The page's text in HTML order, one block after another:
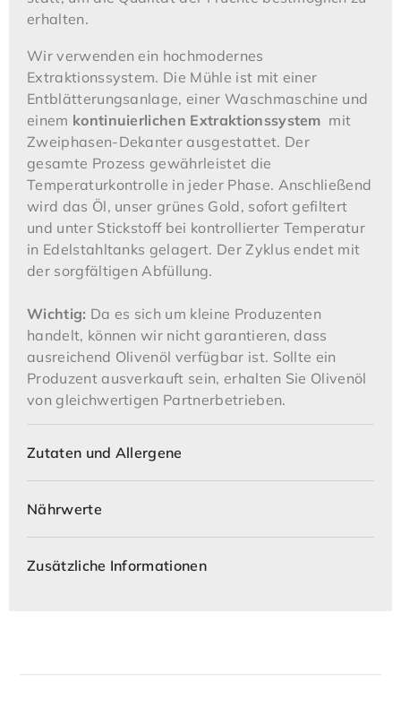
erhalten.
Wir verwenden ein hochmodernes
Extraktionssystem. Die Mühle ist mit einer
Entblätterungsanlage, einer Waschmaschine und
einem kontinuierlichen Extraktionssystem mit
Zweiphasen-Dekanter ausgestattet. Der
gesamte Prozess gewährleistet die
Temperaturkontrolle in jeder Phase. Anschließend
wird das Öl, unser grünes Gold, sofort gefiltert
und unter Stickstoff bei kontrollierter Temperatur
in Edelstahltanks gelagert. Der Zyklus endet mit
der sorgfältigen Abfüllung.
Wichtig: Da es sich um kleine Produzenten
handelt, können wir nicht garantieren, dass
ausreichend Olivenöl verfügbar ist. Sollte ein
Produzent ausverkauft sein, erhalten Sie Olivenöl
von gleichwertigen Partnerbetrieben.
Zutaten und Allergene
Nährwerte
Zusätzliche Informationen